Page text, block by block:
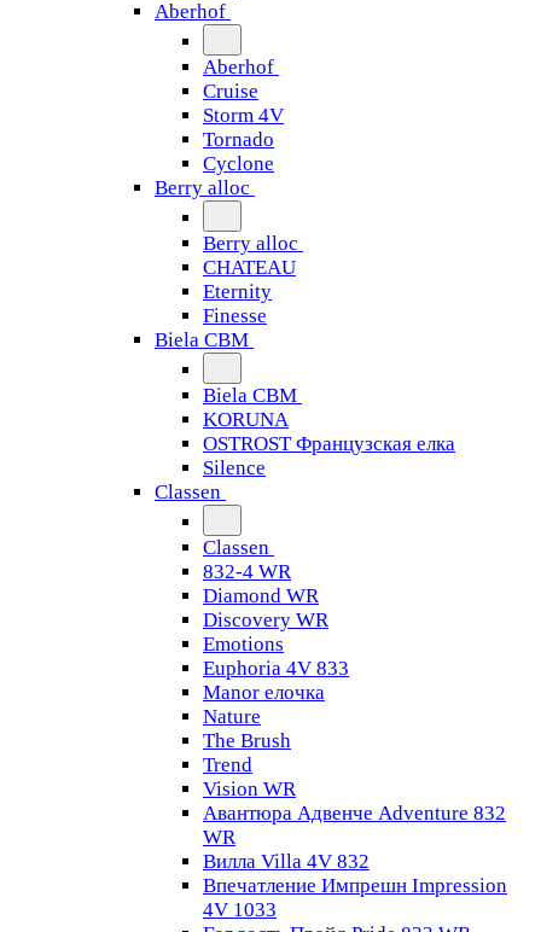
Aberhof
Aberhof
Cruise
Storm 4V
Tornado
Сyclone
Berry alloc
Berry alloc
CHATEAU
Eternity
Finesse
Biela CBM
Biela CBM
KORUNA
OSTROST Французская елка
Silence
Classen
Classen
832-4 WR
Diamond WR
Discovery WR
Emotions
Euphoria 4V 833
Manor елочка
Nature
The Brush
Trend
Vision WR
Авантюра Адвенче Adventure 832
WR
Вилла Villa 4V 832
Впечатление Импрешн Impression
4V 1033